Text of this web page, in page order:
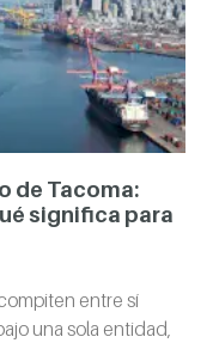
de Tacoma:
significa para
entre sí
una sola entidad,